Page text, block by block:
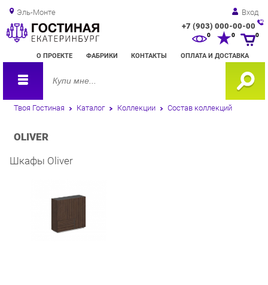
Эль-Монте Вход
+7 (903) 000-00-00
О ПРОЕКТЕ ФАБРИКИ КОНТАКТЫ ОПЛАТА И ДОСТАВКА
0 0
Твоя Гостиная Каталог Коллекции Состав коллекций
OLIVER
Шкафы Oliver